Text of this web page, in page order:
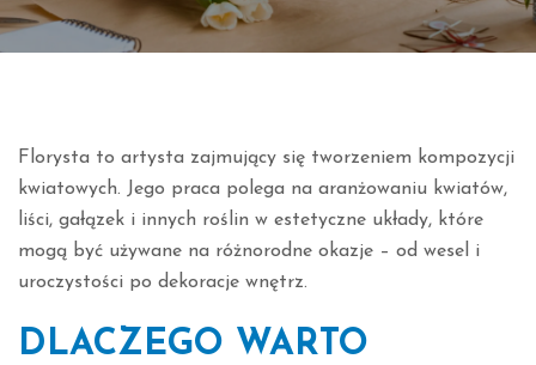
Florysta to artysta zajmujący się tworzeniem kompozycji
kwiatowych. Jego praca polega na aranżowaniu kwiatów,
liści, gałązek i innych roślin w estetyczne układy, które
mogą być używane na różnorodne okazje – od wesel i
uroczystości po dekoracje wnętrz.
DLACZEGO WARTO